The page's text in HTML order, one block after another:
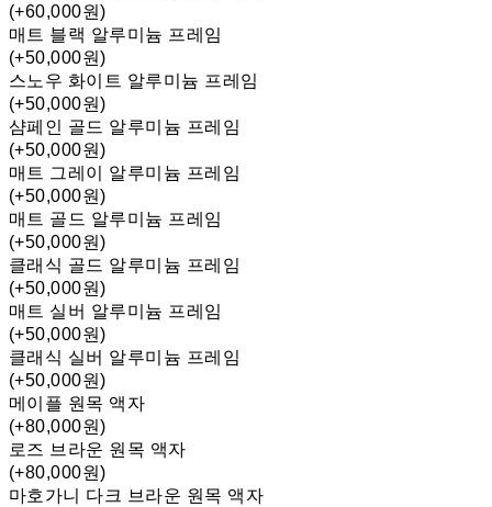
(+60,000원)
매트 블랙 알루미늄 프레임
(+50,000원)
스노우 화이트 알루미늄 프레임
(+50,000원)
샴페인 골드 알루미늄 프레임
(+50,000원)
매트 그레이 알루미늄 프레임
(+50,000원)
매트 골드 알루미늄 프레임
(+50,000원)
클래식 골드 알루미늄 프레임
(+50,000원)
매트 실버 알루미늄 프레임
(+50,000원)
클래식 실버 알루미늄 프레임
(+50,000원)
메이플 원목 액자
(+80,000원)
로즈 브라운 원목 액자
(+80,000원)
마호가니 다크 브라운 원목 액자